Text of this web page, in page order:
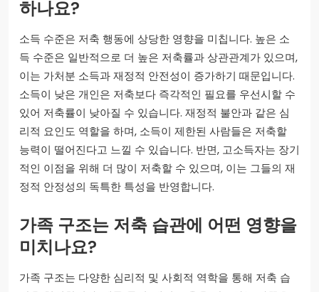
하나요?
소득 수준은 저축 행동에 상당한 영향을 미칩니다. 높은 소
득 수준은 일반적으로 더 높은 저축률과 상관관계가 있으며,
이는 가처분 소득과 재정적 안전성이 증가하기 때문입니다.
소득이 낮은 개인은 저축보다 즉각적인 필요를 우선시할 수
있어 저축률이 낮아질 수 있습니다. 재정적 불안과 같은 심
리적 요인도 역할을 하며, 소득이 제한된 사람들은 저축할
능력이 떨어진다고 느낄 수 있습니다. 반면, 고소득자는 장기
적인 이점을 위해 더 많이 저축할 수 있으며, 이는 그들의 재
정적 안정성의 독특한 특성을 반영합니다.
가족 구조는 저축 습관에 어떤 영향을
미치나요?
가족 구조는 다양한 심리적 및 사회적 역학을 통해 저축 습